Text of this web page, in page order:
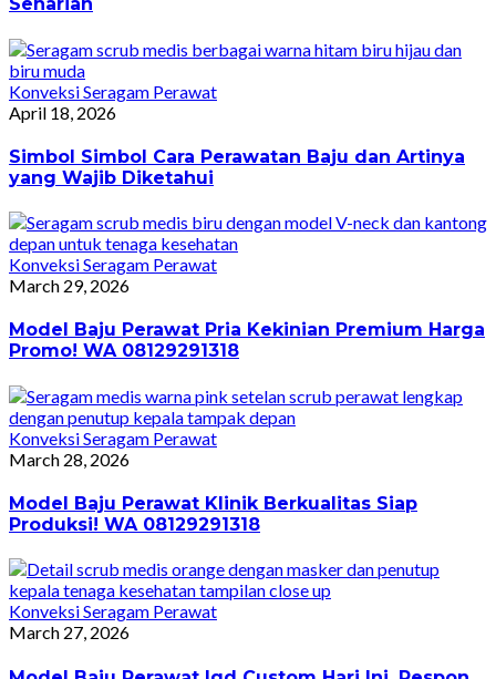
Seharian
Konveksi Seragam Perawat
April 18, 2026
Simbol Simbol Cara Perawatan Baju dan Artinya
yang Wajib Diketahui
Konveksi Seragam Perawat
March 29, 2026
Model Baju Perawat Pria Kekinian Premium Harga
Promo! WA 08129291318
Konveksi Seragam Perawat
March 28, 2026
Model Baju Perawat Klinik Berkualitas Siap
Produksi! WA 08129291318
Konveksi Seragam Perawat
March 27, 2026